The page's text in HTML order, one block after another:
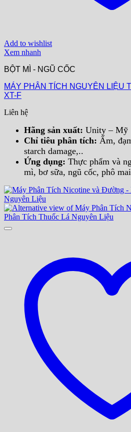
Add to wishlist
Xem nhanh
BỘT MÌ - NGŨ CỐC
MÁY PHÂN TÍCH NGUYÊN LIỆU
XT-F
Liên hệ
Hãng sản xuất: Unity – Mỹ
Chỉ tiêu phân tích: Ẩm,
starch damage,..
Ứng dụng: Thực phẩm và
mì, bơ sữa, ngũ cốc, phô